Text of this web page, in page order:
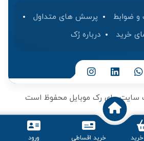
خرید اقساطی ورود
و ضوابط
پرسش های متداول
خرید
درباره رُک‌
سایت برای رک موبایل محفوظ است